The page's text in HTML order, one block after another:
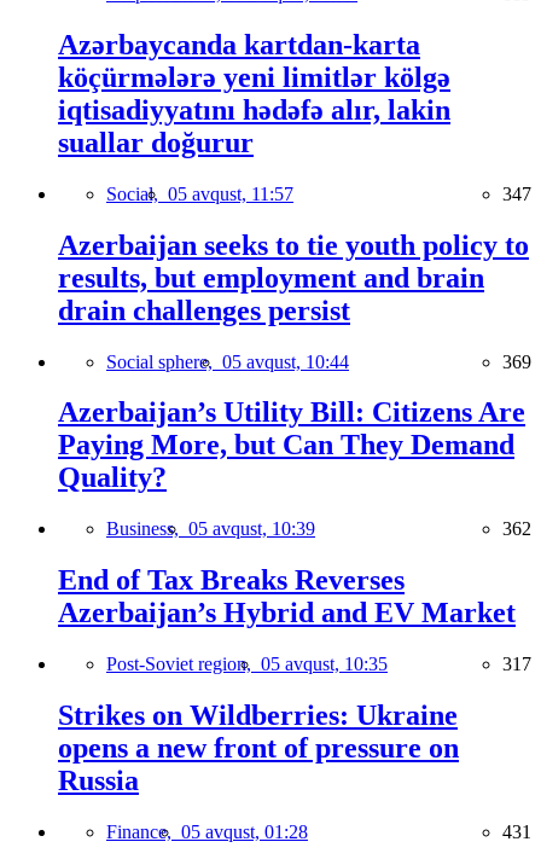
Azərbaycanda kartdan-karta
köçürmələrə yeni limitlər kölgə
iqtisadiyyatını hədəfə alır, lakin
suallar doğurur
Social, 05 avqust, 11:57 347
Azerbaijan seeks to tie youth policy to
results, but employment and brain
drain challenges persist
Social sphere, 05 avqust, 10:44 369
Azerbaijan’s Utility Bill: Citizens Are
Paying More, but Can They Demand
Quality?
Business, 05 avqust, 10:39 362
End of Tax Breaks Reverses
Azerbaijan’s Hybrid and EV Market
Post-Soviet region, 05 avqust, 10:35 317
Strikes on Wildberries: Ukraine
opens a new front of pressure on
Russia
Finance, 05 avqust, 01:28 431